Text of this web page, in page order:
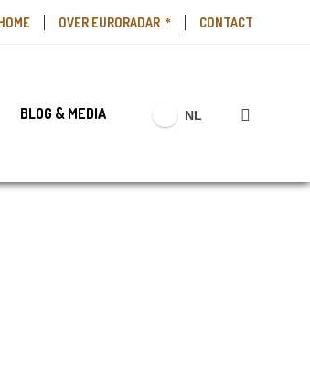
OVER EURORADAR CONTACT
BLOG & MEDIA NL